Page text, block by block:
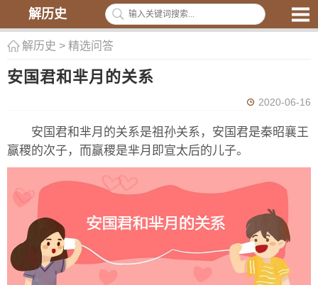
解历史
解历史 > 精选问答
安国君和芈月的关系
2020-06-16
安国君和芈月的关系是祖孙关系，安国君是秦昭襄王
赢稷的次子，而赢稷是芈月即宣太后的儿子。